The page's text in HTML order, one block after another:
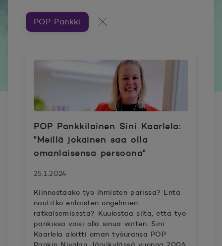
Artikkeleita aiheesta ###
POP Pankki Kaikki artikkelit
POP Pankkilainen Sini Kaarlela:
"Meillä jokainen saa olla
omanlaisensa persoona"
25.1.2024
Kiinnostaako työ ihmisten parissa? Entä
nautitko erilaisten ongelmien
ratkaisemisesta? Kuulostaa siltä, että työ
pankissa voisi olla sinua varten. Sini
Kaarlela aloitti oman työuransa POP